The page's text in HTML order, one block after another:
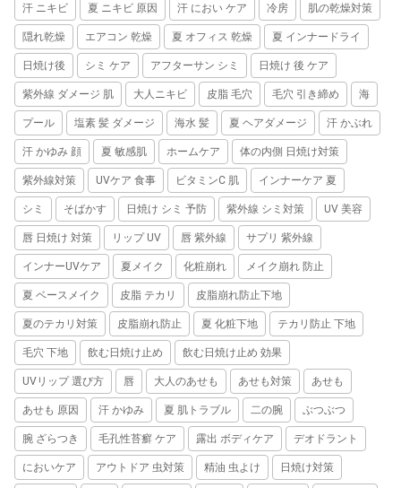
汗 ニキビ 夏 ニキビ 原因 汗 におい ケア 冷房 肌の乾燥対策
隠れ乾燥 エアコン 乾燥 夏 オフィス 乾燥 夏 インナードライ
日焼け後 シミ ケア アフターサン シミ 日焼け 後 ケア
紫外線 ダメージ 肌 大人ニキビ 皮脂 毛穴 毛穴 引き締め 海
プール 塩素 髪 ダメージ 海水 髪 夏 ヘアダメージ 汗 かぶれ
汗 かゆみ 顔 夏 敏感肌 ホームケア 体の内側 日焼け対策
紫外線対策 UVケア 食事 ビタミンC 肌 インナーケア 夏
シミ そばかす 日焼け シミ 予防 紫外線 シミ対策 UV 美容
唇 日焼け 対策 リップ UV 唇 紫外線 サプリ 紫外線
インナーUVケア 夏メイク 化粧崩れ メイク崩れ 防止
夏 ベースメイク 皮脂 テカリ 皮脂崩れ防止下地
夏のテカリ対策 皮脂崩れ防止 夏 化粧下地 テカリ防止 下地
毛穴 下地 飲む日焼け止め 飲む日焼け止め 効果
UVリップ 選び方 唇 大人のあせも あせも対策 あせも
あせも 原因 汗 かゆみ 夏 肌トラブル 二の腕 ぶつぶつ
腕 ざらつき 毛孔性苔癬 ケア 露出 ボディケア デオドラント
においケア アウトドア 虫対策 精油 虫よけ 日焼け対策